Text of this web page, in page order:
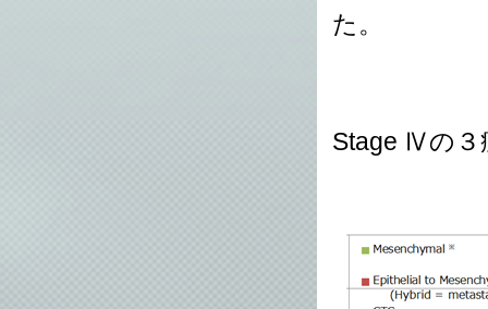
た。
Stage Ⅳの３